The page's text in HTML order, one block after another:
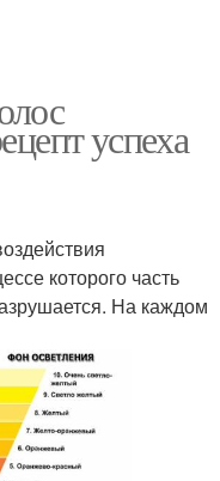
успеха
которого часть
На каждом